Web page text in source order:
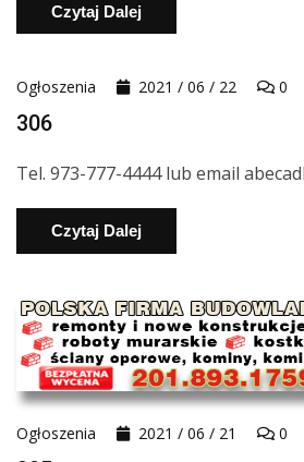
Czytaj Dalej
Ogłoszenia 2021 / 06 / 22 0
306
Tel. 973-777-4444 lub email
Czytaj Dalej
Ogłoszenia 2021 / 06 / 21 0